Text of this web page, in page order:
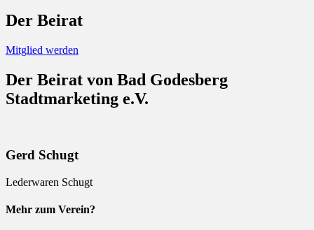
Der Beirat
Mitglied werden
Der Beirat von Bad Godesberg
Stadtmarketing e.V.
Gerd Schugt
Lederwaren Schugt
Mehr zum Verein?